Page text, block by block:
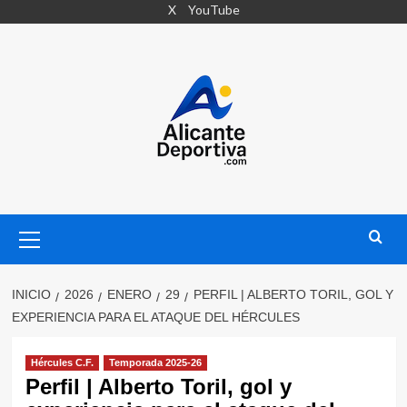
X YouTube
primario
INICIO 2026 ENERO 29
PERFIL | ALBERTO TORIL, GOL Y
EXPERIENCIA PARA EL ATAQUE DEL HÉRCULES
Hércules C.F. Temporada 2025-26
Perfil | Alberto Toril, gol y